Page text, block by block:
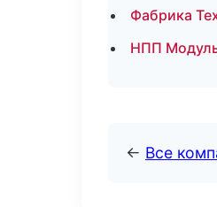
Фабрика
НПП Модуль
← Все